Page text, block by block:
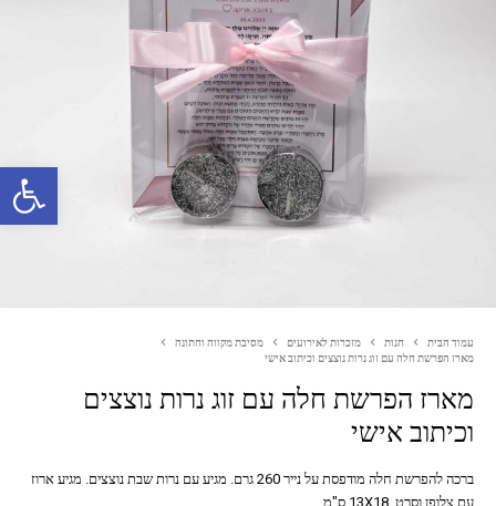
פתח סרגל נגישות
עמוד הבית חנות מזכרות לאירועים
מסיבת מקווה וחתונה
מארז הפרשת חלה עם זוג נרות נוצצים וכיתוב אישי
מארז הפרשת חלה עם זוג נרות נוצצים
וכיתוב אישי
ברכה להפרשת חלה מודפסת על נייר 260 גרם. מגיע עם נרות שבת נוצצים. מגיע ארוז
עם צלופן וסרט. 13X18 ס"מ